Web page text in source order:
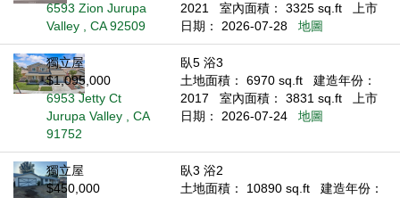
6593 Zion Jurupa
Valley , CA 92509
2021
室內面積： 3325 sq.ft
上市
日期： 2026-07-28
地圖
獨立屋
$1,095,000
6953 Jetty Ct
Jurupa Valley , CA
91752
臥5 浴3
土地面積： 6970 sq.ft
建造年份：
2017
室內面積： 3831 sq.ft
上市
日期： 2026-07-24
地圖
獨立屋
$450,000
臥3 浴2
土地面積： 10890 sq.ft
建造年份：